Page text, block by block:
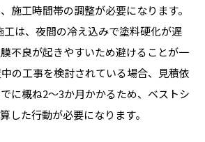
施工時間帯の調整が必要になります。
は、夜間の冷え込みで塗料硬化が遅
不良が起きやすいため避けることが一
の工事を検討されている場合、見積依
に概ね2〜3か月かかるため、ベストシ
した行動が必要になります。